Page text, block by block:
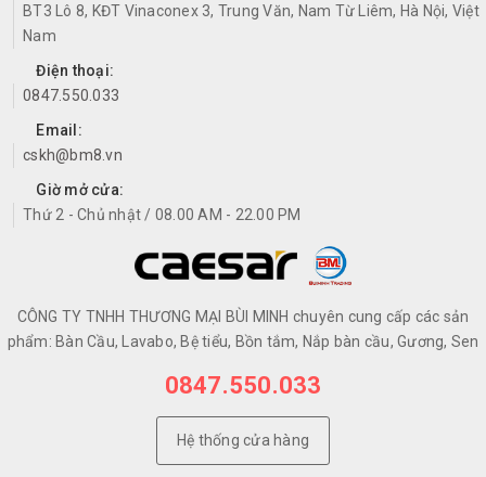
BT3 Lô 8, KĐT Vinaconex 3, Trung Văn, Nam Từ Liêm, Hà Nội, Việt
Nam
Điện thoại:
0847.550.033
Email:
cskh@bm8.vn
Giờ mở cửa:
Thứ 2 - Chủ nhật / 08.00 AM - 22.00 PM
CÔNG TY TNHH THƯƠNG MẠI BÙI MINH chuyên cung cấp các sản
phẩm: Bàn Cầu, Lavabo, Bệ tiểu, Bồn tắm, Nắp bàn cầu, Gương, Sen
0847.550.033
Hệ thống cửa hàng